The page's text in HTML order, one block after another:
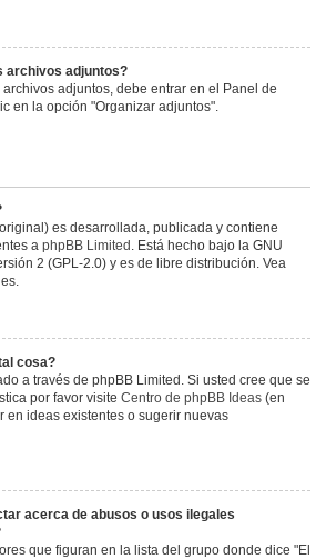
archivos adjuntos?
adjuntos, debe entrar en el Panel de
en la opción "Organizar adjuntos".
es desarrollada, publicada y contiene
a phpBB Limited . Está hecho bajo la GNU
2 (GPL-2.0) y es de libre distribución. Vea
cosa?
a través de phpBB Limited. Si usted cree que se
por favor visite Centro de phpBB Ideas (en
en ideas existentes o sugerir nuevas
acerca de abusos o usos ilegales
que figuran en la lista del grupo donde dice "El